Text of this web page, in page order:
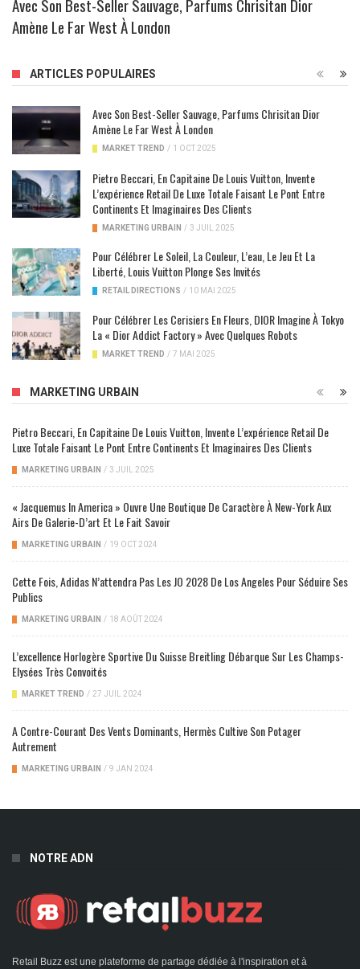
Avec Son Best-Seller Sauvage, Parfums Chrisitan Dior
Amène Le Far West À London
ARTICLES POPULAIRES
Avec Son Best-Seller Sauvage, Parfums Chrisitan Dior
Amène Le Far West À London
MARKET TREND / 1 OCT 2025
Pietro Beccari, En Capitaine De Louis Vuitton, Invente
L’expérience Retail De Luxe Totale Faisant Le Pont Entre
Continents Et Imaginaires Des Clients
MARKETING URBAIN / 3 JUIL 2025
Pour Célébrer Le Soleil, La Couleur, L’eau, Le Jeu Et La
Liberté, Louis Vuitton Plonge Ses Invités
RETAIL DIRECTIONS / 10 MAI 2025
Pour Célébrer Les Cerisiers En Fleurs, DIOR Imagine À Tokyo
La « Dior Addict Factory » Avec Quelques Robots
MARKET TREND / 7 MAI 2025
MARKETING URBAIN
Pietro Beccari, En Capitaine De Louis Vuitton, Invente L’expérience Retail De
Luxe Totale Faisant Le Pont Entre Continents Et Imaginaires Des Clients
MARKETING URBAIN / 3 JUIL 2025
« Jacquemus In America » Ouvre Une Boutique De Caractère À New-York Aux
Airs De Galerie-D’art Et Le Fait Savoir
MARKETING URBAIN / 19 OCT 2024
Cette Fois, Adidas N’attendra Pas Les JO 2028 De Los Angeles Pour Séduire Ses
Publics
MARKETING URBAIN / 18 AOÛT 2024
L’excellence Horlogère Sportive Du Suisse Breitling Débarque Sur Les Champs-
Elysées Très Convoités
MARKET TREND / 27 JUIL 2024
A Contre-Courant Des Vents Dominants, Hermès Cultive Son Potager
Autrement
MARKETING URBAIN / 9 JAN 2024
NOTRE ADN
Retail Buzz est une plateforme de partage dédiée à l'inspiration et à